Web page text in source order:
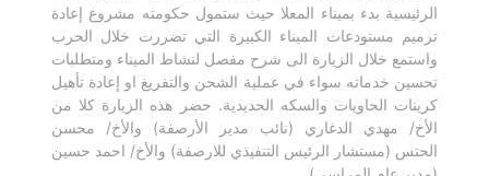
الرئيسية بدء بميناء المعلا حيث ستمول حكومته مشروع إعادة
ترميم مستودعات الميناء الكبيرة التي تضررت خلال الحرب
واستمع خلال الزيارة الى شرح مفصل لنشاط الميناء ومتطلبات
تحسين خدماته سواء في عملية الشحن والتفريغ او إعادة تأهيل
كرينات الحاويات والسكه الحديدية. حضر هذه الزيارة كلا من
الأخ/ مهدي الدغاري (نائب مدير الأرصفة) والأخ/ محسن
الحتس (مستشار الرئيس التنفيذي للارصفة) والأخ/ احمد حسين